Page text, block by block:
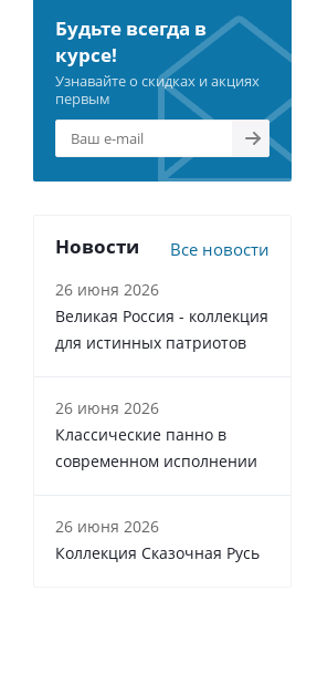
Будьте всегда в
курсе!
Узнавайте о скидках и акциях
первым
Новости Все новости
26 июня 2026
Великая Россия - коллекция
для истинных патриотов
26 июня 2026
Классические панно в
современном исполнении
26 июня 2026
Коллекция Сказочная Русь